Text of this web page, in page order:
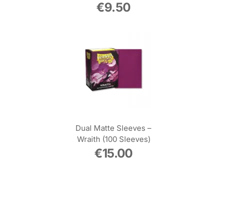
€9.50
Dual Matte Sleeves –
Wraith (100 Sleeves)
€15.00